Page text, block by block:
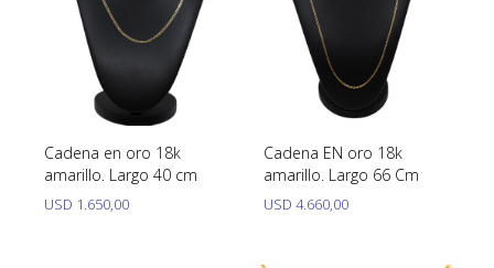
Cadena en oro 18k
amarillo. Largo 40 cm
USD 1.650,00
Cadena EN oro 18k
amarillo. Largo 66 Cm
USD 4.660,00